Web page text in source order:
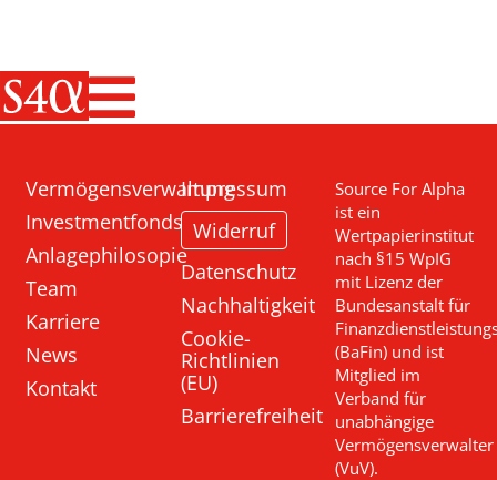
Haupt-
Vermögensverwaltung
Investmentfonds
Anlagephilosopie
Team
Karriere
News
Kontakt
Impressum
Widerruf
Datenschutz
Nachhaltigkeit
Cookie-
Richtlinien
(EU)
Barrierefreiheit
Source For Alpha
ist ein
Wertpapierinstitut
nach §15 WpIG
mit Lizenz der
Bundesanstalt für
(BaFin) und ist
Mitglied im
Verband für
unabhängige
Vermögensverwalter
(VuV).